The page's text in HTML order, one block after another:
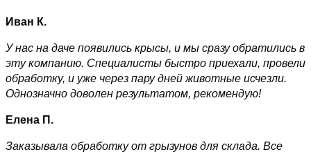
Иван К.
У нас на даче появились крысы, и мы сразу обратились в
эту компанию. Специалисты быстро приехали, провели
обработку, и уже через пару дней животные исчезли.
Однозначно доволен результатом, рекомендую!
Елена П.
Заказывала обработку от грызунов для склада. Все